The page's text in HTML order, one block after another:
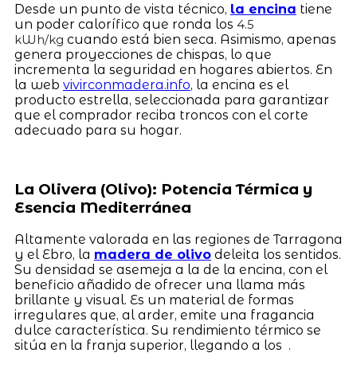
Desde un punto de vista técnico, la encina tiene
un poder calorífico que ronda los 4.5
kWh/kg cuando está bien seca. Asimismo, apenas
genera proyecciones de chispas, lo que
incrementa la seguridad en hogares abiertos. En
la web vivirconmadera.info, la encina es el
producto estrella, seleccionada para garantizar
que el comprador reciba troncos con el corte
adecuado para su hogar.
La Olivera (Olivo): Potencia Térmica y
Esencia Mediterránea
Altamente valorada en las regiones de Tarragona
y el Ebro, la madera de olivodeleita los sentidos.
Su densidad se asemeja a la de la encina, con el
beneficio añadido de ofrecer una llama más
brillante y visual. Es un material de formas
irregulares que, al arder, emite una fragancia
dulce característica. Su rendimiento térmico se
sitúa en la franja superior, llegando a los .